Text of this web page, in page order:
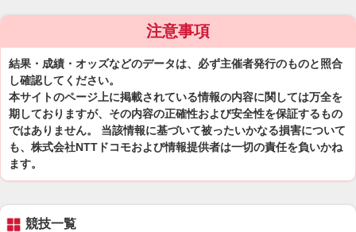
注意事項
結果・成績・オッズなどのデータは、必ず主催者発行のものと照合
し確認してください。
本サイトのページ上に掲載されている情報の内容に関しては万全を
期しておりますが、その内容の正確性および安全性を保証するもの
ではありません。 当該情報に基づいて被ったいかなる損害について
も、株式会社NTTドコモおよび情報提供者は一切の責任を負いかね
ます。
競技一覧